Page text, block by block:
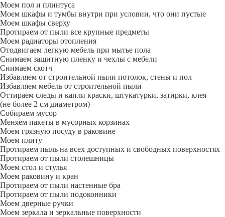
Моем пол и плинтуса
Моем шкафы и тумбы внутри при условии, что они пустые
Моем шкафы сверху
Протираем от пыли все крупные предметы
Моем радиаторы отопления
Отодвигаем легкую мебель при мытье пола
Снимаем защитную пленку и чехлы с мебели
Снимаем скотч
Избавляем от строительной пыли потолок, стены и пол
Избавляем мебель от строительной пыли
Оттираем следы и капли краски, штукатурки, затирки, клея
(не более 2 см диаметром)
Собираем мусор
Меняем пакеты в мусорных корзинах
Моем грязную посуду в раковине
Моем плиту
Протираем пыль на всех доступных и свободных поверхностях
Протираем от пыли столешницы
Моем стол и стулья
Моем раковину и кран
Протираем от пыли настенные бра
Протираем от пыли подоконники
Моем дверные ручки
Моем зеркала и зеркальные поверхности